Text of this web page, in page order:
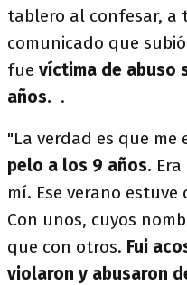
tablero al confesar, a
comunicado que
fue víctima de abuso
años. .
"La verdad es que me
pelo a los 9 años.
mí. Ese verano
Con unos, cuyos
que con otros. Fui
violaron y abusaron